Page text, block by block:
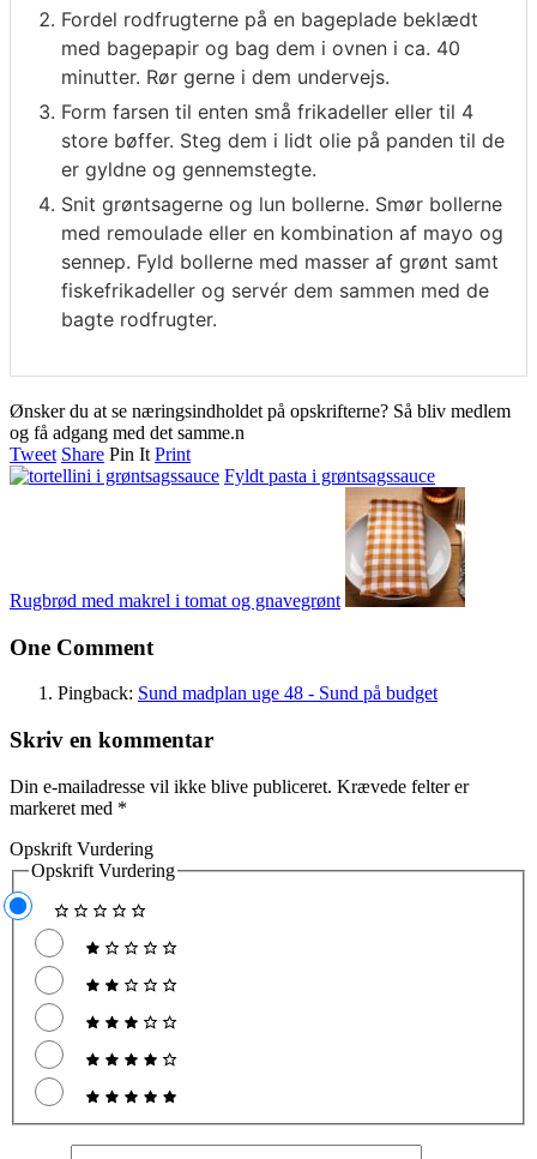
Fordel rodfrugterne på en bageplade beklædt
med bagepapir og bag dem i ovnen i ca. 40
minutter. Rør gerne i dem undervejs.
Form farsen til enten små frikadeller eller til 4
store bøffer. Steg dem i lidt olie på panden til de
er gyldne og gennemstegte.
Snit grøntsagerne og lun bollerne. Smør bollerne
med remoulade eller en kombination af mayo og
sennep. Fyld bollerne med masser af grønt samt
fiskefrikadeller og servér dem sammen med de
bagte rodfrugter.
Ønsker du at se næringsindholdet på opskrifterne? Så bliv medlem
og få adgang med det samme.n
Tweet Share Pin It Print
Fyldt pasta i grøntsagssauce
Rugbrød med makrel i tomat og gnavegrønt
One Comment
Pingback: Sund madplan uge 48 - Sund på budget
Skriv en kommentar
Din e-mailadresse vil ikke blive publiceret. Krævede felter er
markeret med *
Opskrift Vurdering
Opskrift Vurdering